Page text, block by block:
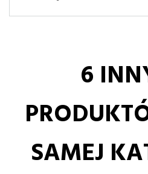
6
SAMEJ